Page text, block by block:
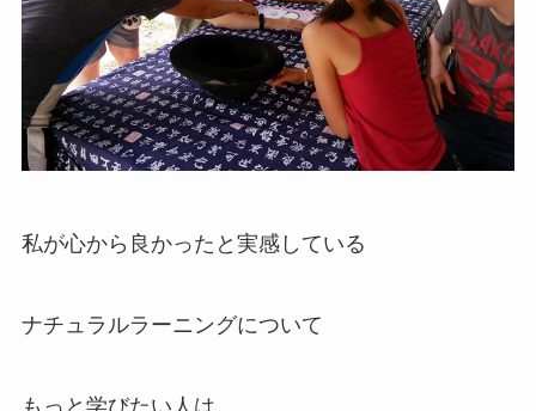
私が心から良かったと実感している
ナチュラルラーニングについて
もっと学びたい人は